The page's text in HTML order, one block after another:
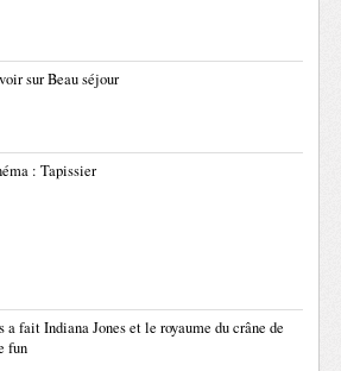
sur Beau séjour
: Tapissier
a fait Indiana Jones et le royaume du crâne de
fun